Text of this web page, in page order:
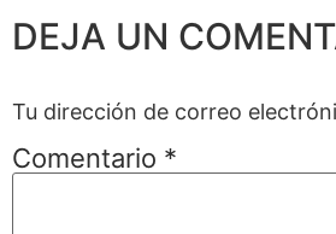
DEJA UN
Tu dirección de correo
Comentario *